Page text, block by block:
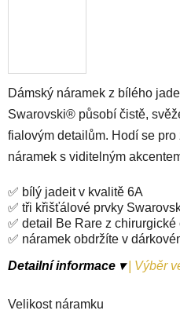
Dámský náramek z bílého
Swarovski® působí čistě,
fialovým detailům. Hodí se
náramek s viditelným
✅ bílý jadeit v kvalitě 6A
✅ tři křišťálové prvky
✅ detail Be Rare z chirurgické
✅ náramek obdržíte v
Detailní informace ▾
Výběr
Velikost náramku